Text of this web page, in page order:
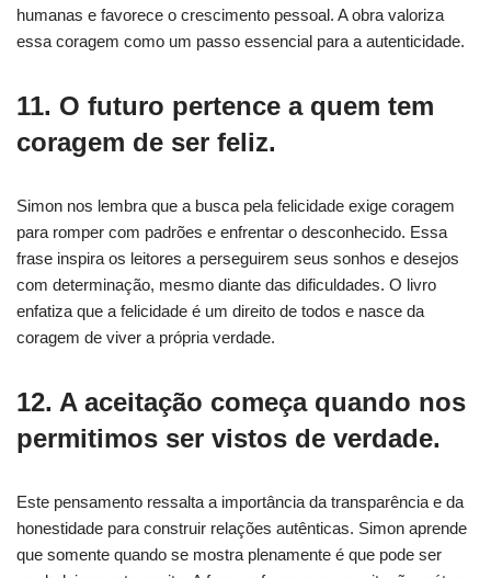
humanas e favorece o crescimento pessoal. A obra valoriza
essa coragem como um passo essencial para a autenticidade.
11. O futuro pertence a quem tem
coragem de ser feliz.
Simon nos lembra que a busca pela felicidade exige coragem
para romper com padrões e enfrentar o desconhecido. Essa
frase inspira os leitores a perseguirem seus sonhos e desejos
com determinação, mesmo diante das dificuldades. O livro
enfatiza que a felicidade é um direito de todos e nasce da
coragem de viver a própria verdade.
12. A aceitação começa quando nos
permitimos ser vistos de verdade.
Este pensamento ressalta a importância da transparência e da
honestidade para construir relações autênticas. Simon aprende
que somente quando se mostra plenamente é que pode ser